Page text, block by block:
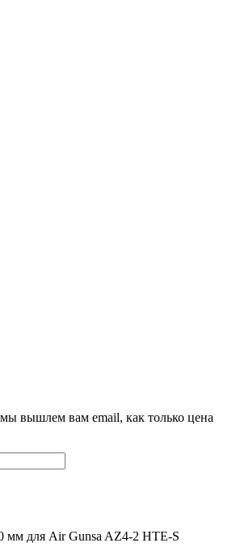
вышлем вам email, как только цена
мм для Air Gunsa AZ4-2 HTE-S